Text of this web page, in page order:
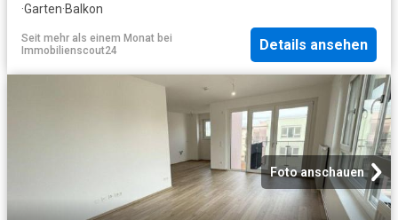
·Garten·Balkon
Seit mehr als einem Monat bei
Immobilienscout24
Details ansehen
Foto anschauen